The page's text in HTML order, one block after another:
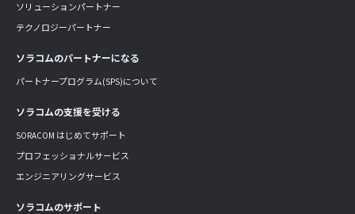
ソリューションパートナー
テクノロジーパートナー
ソラコムのパートナーになる
パートナープログラム(SPS)について
ソラコムの支援を受ける
SORACOM はじめてサポート
プロフェッショナルサービス
エンジニアリングサービス
ソラコムのサポート